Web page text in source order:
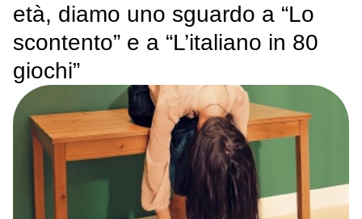
età, diamo uno sguardo a “Lo
scontento” e a “L’italiano in 80
giochi”